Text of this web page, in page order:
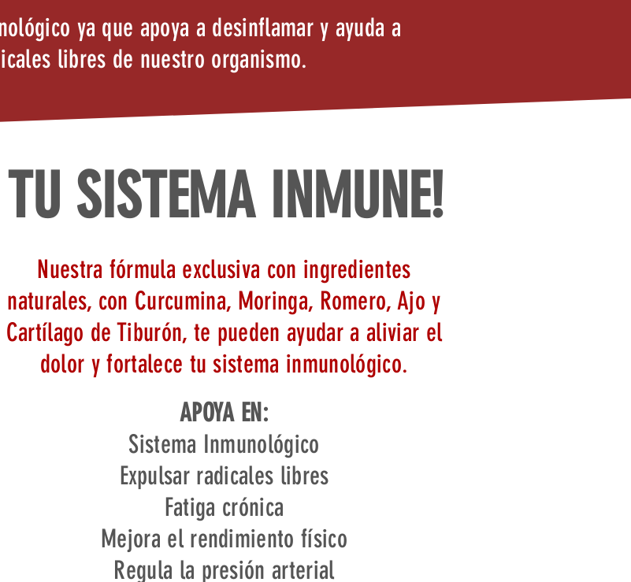
ya que apoya a desinflamar y ayuda a
libres de nuestro organismo.
TU SISTEMA INMUNE!
Nuestra fórmula exclusiva con ingredientes
naturales, con Curcumina, Moringa, Romero, Ajo y
Cartílago de Tiburón, te pueden ayudar a aliviar el
dolor y fortalece tu sistema inmunológico.
APOYA EN:
Sistema Inmunológico
Expulsar radicales libres
Fatiga crónica
Mejora el rendimiento físico
Regula la presión arterial